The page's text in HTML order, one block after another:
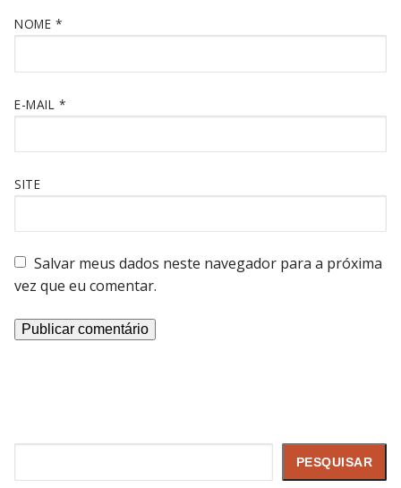
NOME *
E-MAIL *
SITE
Salvar meus dados neste navegador para a próxima
vez que eu comentar.
PESQUISAR